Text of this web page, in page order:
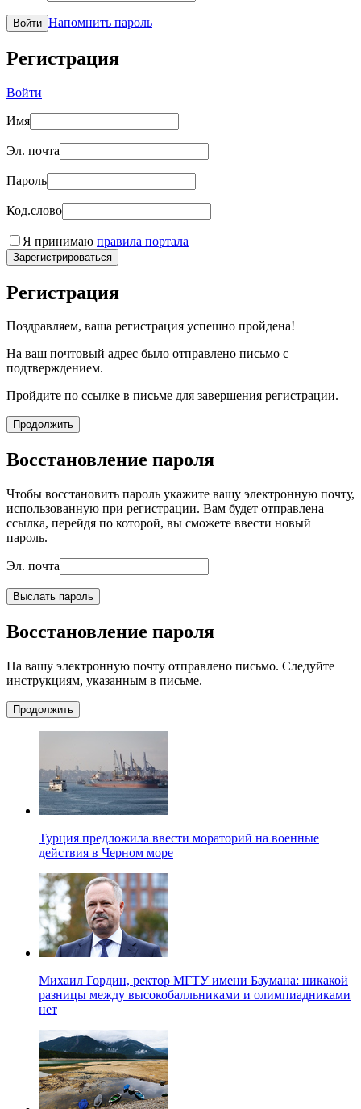
Войти Напомнить пароль
Регистрация
Войти
Имя
Эл. почта
Пароль
Код.слово
Я принимаю правила портала
Зарегистрироваться
Регистрация
Поздравляем, ваша регистрация успешно пройдена!
На ваш почтовый адрес было отправлено письмо с
подтверждением.
Пройдите по ссылке в письме для завершения регистрации.
Продолжить
Восстановление пароля
Чтобы восстановить пароль укажите вашу электронную почту,
использованную при регистрации. Вам будет отправлена
ссылка, перейдя по которой, вы сможете ввести новый
пароль.
Эл. почта
Выслать пароль
Восстановление пароля
На вашу электронную почту отправлено письмо. Следуйте
инструкциям, указанным в письме.
Продолжить
Турция предложила ввести мораторий на военные
действия в Черном море
Михаил Гордин, ректор МГТУ имени Баумана: никакой
разницы между высокобалльниками и олимпиадниками
нет